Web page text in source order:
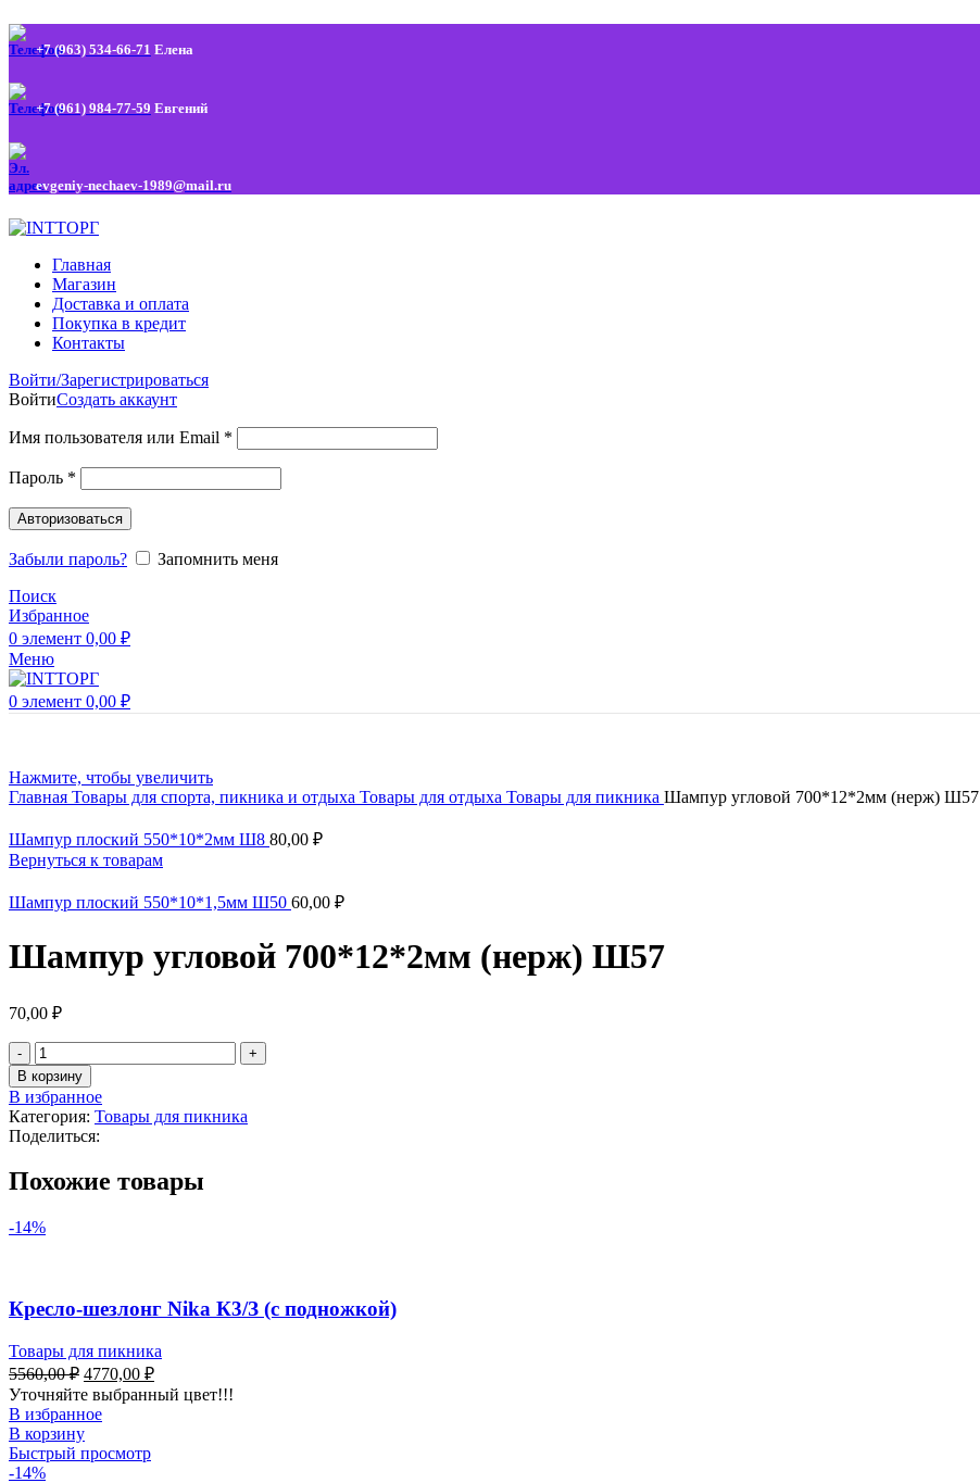
+7 (963) 534-66-71 Елена
+7 (961) 984-77-59 Евгений
evgeniy-nechaev-1989@mail.ru
Главная
Магазин
Доставка и оплата
Покупка в кредит
Контакты
Войти/Зарегистрироваться
ВойтиСоздать аккаунт
Имя пользователя или Email *
Пароль *
Авторизоваться
Забыли пароль?
Запомнить меня
Поиск
Избранное
0 элемент 0,00 ₽
Меню
0 элемент 0,00 ₽
Нажмите, чтобы увеличить
Главная Товары для спорта, пикника и отдыха Товары для отдыха Товары для пикника Шампур угловой 700*12*2мм (нерж) Ш57
Шампур плоский 550*10*2мм Ш8 80,00 ₽
Вернуться к товарам
Шампур плоский 550*10*1,5мм Ш50 60,00 ₽
Шампур угловой 700*12*2мм (нерж) Ш57
70,00 ₽
В корзину
В избранное
Категория: Товары для пикника
Поделиться:
Похожие товары
-14%
Кресло-шезлонг Nika К3/З (с подножкой)
Товары для пикника
5560,00₽ 4770,00 ₽
Уточняйте выбранный цвет!!!
В избранное
В корзину
Быстрый просмотр
-14%